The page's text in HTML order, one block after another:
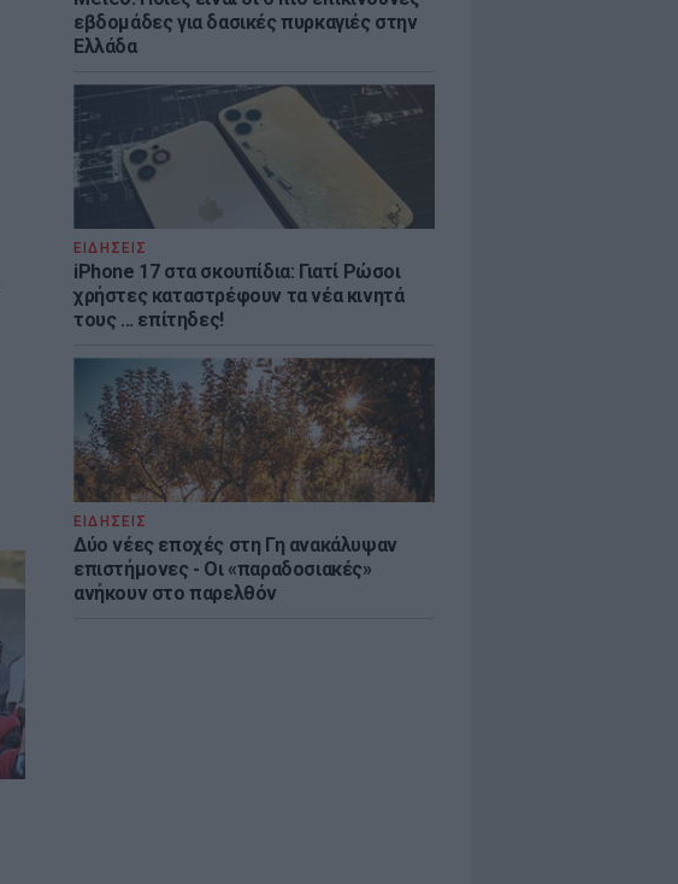
εβδομάδες για δασικές πυρκαγιές στην
Ελλάδα
ΕΙΔΗΣΕΙΣ
iPhone 17 στα σκουπίδια: Γιατί Ρώσοι
χρήστες καταστρέφουν τα νέα κινητά
τους ... επίτηδες!
ΕΙΔΗΣΕΙΣ
Δύο νέες εποχές στη Γη ανακάλυψαν
επιστήμονες - Oι «παραδοσιακές»
ανήκουν στο παρελθόν